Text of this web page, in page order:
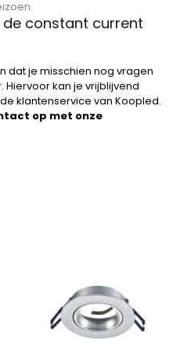
constant current
dat je misschien nog vragen
kan je vrijblijvend
klantenservice van Koopled.
op met onze